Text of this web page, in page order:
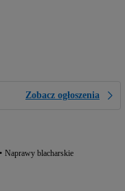
Zobacz ogłoszenia
Naprawy blacharskie